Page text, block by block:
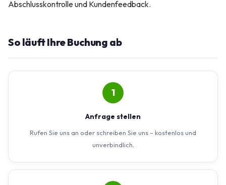
Abschlusskontrolle und Kundenfeedback.
So läuft Ihre Buchung ab
1
Anfrage stellen
Rufen Sie uns an oder schreiben Sie uns – kostenlos und
unverbindlich.